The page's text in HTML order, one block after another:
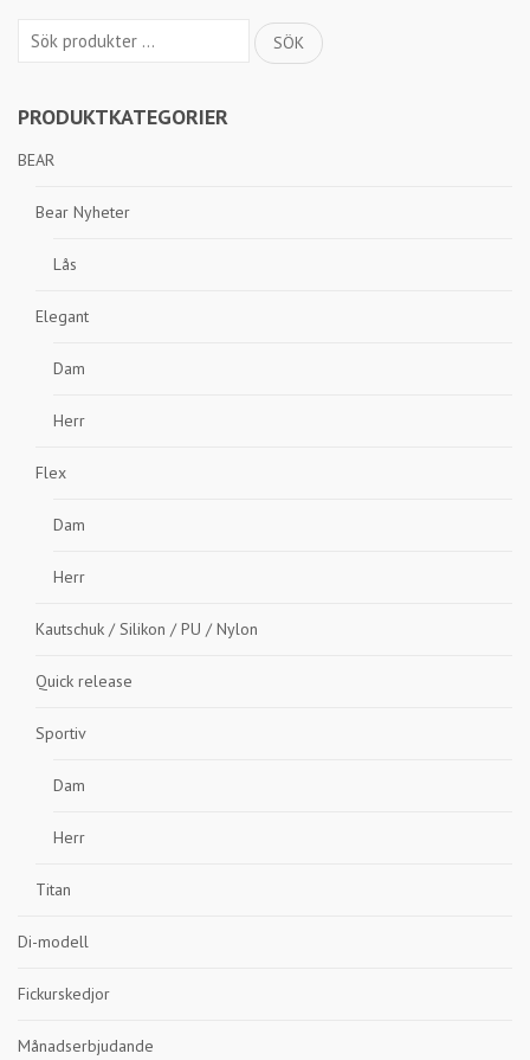
Sök
SÖK
PRODUKTKATEGORIER
BEAR
Bear Nyheter
Lås
Elegant
Dam
Herr
Flex
Dam
Herr
Kautschuk / Silikon / PU / Nylon
Quick release
Sportiv
Dam
Herr
Titan
Di-modell
Fickurskedjor
Månadserbjudande